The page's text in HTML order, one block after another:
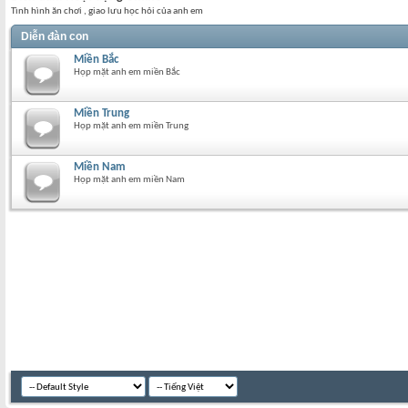
Tình hình ăn chơi , giao lưu học hỏi của anh em
Diễn đàn con
Miền Bắc
Họp mặt anh em miền Bắc
Miền Trung
Họp mặt anh em miền Trung
Miền Nam
Họp mặt anh em miền Nam